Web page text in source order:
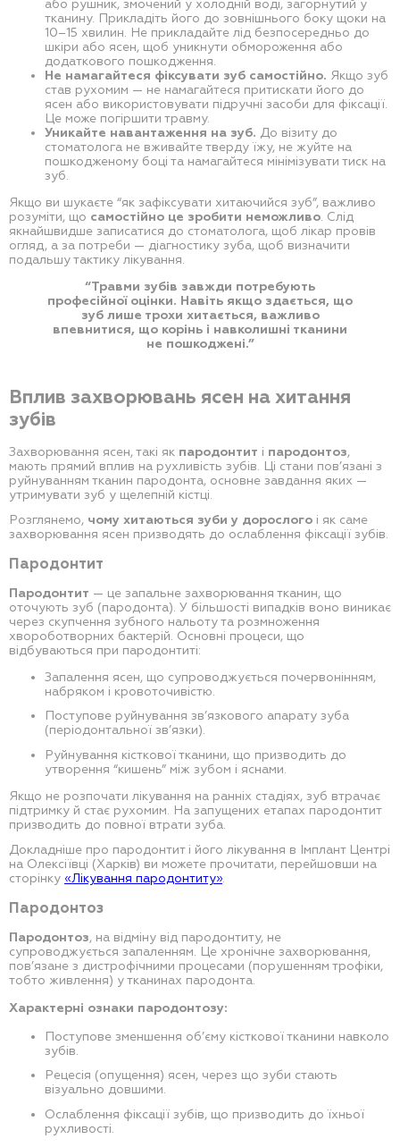
або рушник, змочений у холодній воді, загорнутий у
тканину. Прикладіть його до зовнішнього боку щоки на
10–15 хвилин. Не прикладайте лід безпосередньо до
шкіри або ясен, щоб уникнути обмороження або
додаткового пошкодження.
Не намагайтеся фіксувати зуб самостійно. Якщо зуб
став рухомим — не намагайтеся притискати його до
ясен або використовувати підручні засоби для фіксації.
Це може погіршити травму.
Уникайте навантаження на зуб. До візиту до
стоматолога не вживайте тверду їжу, не жуйте на
пошкодженому боці та намагайтеся мінімізувати тиск на
зуб.
Якщо ви шукаєте “як зафіксувати хитаючийся зуб”, важливо
розуміти, що самостійно це зробити неможливо. Слід
якнайшвидше записатися до стоматолога, щоб лікар провів
огляд, а за потреби — діагностику зуба, щоб визначити
подальшу тактику лікування.
“Травми зубів завжди потребують
професійної оцінки. Навіть якщо здається, що
зуб лише трохи хитається, важливо
впевнитися, що корінь і навколишні тканини
не пошкоджені.”
Вплив захворювань ясен на хитання
зубів
Захворювання ясен, такі як пародонтит і пародонтоз,
мають прямий вплив на рухливість зубів. Ці стани пов’язані з
руйнуванням тканин пародонта, основне завдання яких —
утримувати зуб у щелепній кістці.
Розглянемо, чому хитаються зуби у дорослого і як саме
захворювання ясен призводять до ослаблення фіксації зубів.
Пародонтит
Пародонтит — це запальне захворювання тканин, що
оточують зуб (пародонта). У більшості випадків воно виникає
через скупчення зубного нальоту та розмноження
хвороботворних бактерій. Основні процеси, що
відбуваються при пародонтиті:
Запалення ясен, що супроводжується почервонінням,
набряком і кровоточивістю.
Поступове руйнування зв’язкового апарату зуба
(періодонтальної зв’язки).
Руйнування кісткової тканини, що призводить до
утворення “кишень” між зубом і яснами.
Якщо не розпочати лікування на ранніх стадіях, зуб втрачає
підтримку й стає рухомим. На запущених етапах пародонтит
призводить до повної втрати зуба.
Докладніше про пародонтит і його лікування в Імплант Центрі
на Олексіївці (Харків) ви можете прочитати, перейшовши на
сторінку «Лікування пародонтиту».
Пародонтоз
Пародонтоз, на відміну від пародонтиту, не
супроводжується запаленням. Це хронічне захворювання,
пов’язане з дистрофічними процесами (порушенням трофіки,
тобто живлення) у тканинах пародонта.
Характерні ознаки пародонтозу:
Поступове зменшення об’єму кісткової тканини навколо
зубів.
Рецесія (опущення) ясен, через що зуби стають
візуально довшими.
Ослаблення фіксації зубів, що призводить до їхньої
рухливості.